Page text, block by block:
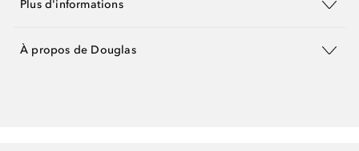
Plus d'informations
À propos de Douglas